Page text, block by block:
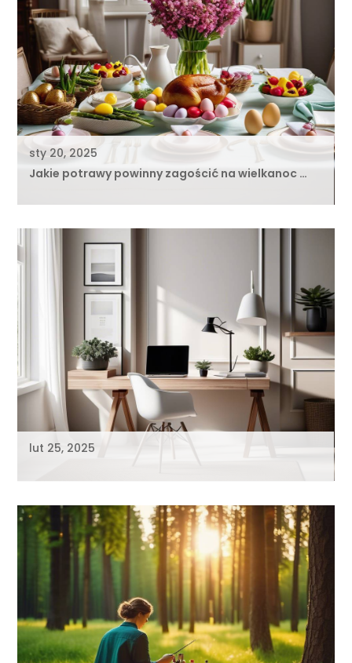
sty 20, 2025
Jakie potrawy powinny zagościć na wielkanoc …
lut 25, 2025